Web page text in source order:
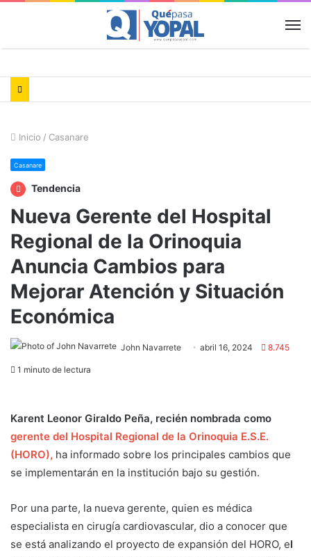
Inicio / Casanare
Casanare
Tendencia
Nueva Gerente del Hospital
Regional de la Orinoquia
Anuncia Cambios para
Mejorar Atención y Situación
Económica
John Navarrete abril 16, 2024 8.745
1 minuto de lectura
Karent Leonor Giraldo Peña, recién nombrada como
gerente del Hospital Regional de la Orinoquia E.S.E.
(HORO), ha informado sobre los principales cambios que
se implementarán en la institución bajo su gestión.
Por una parte, la nueva gerente, quien es médica
especialista en cirugía cardiovascular, dio a conocer que
se está analizando el proyecto de expansión del HORO, el